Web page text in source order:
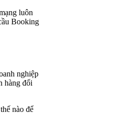
luôn
Booking
nghiệp
hàng đối
nào để